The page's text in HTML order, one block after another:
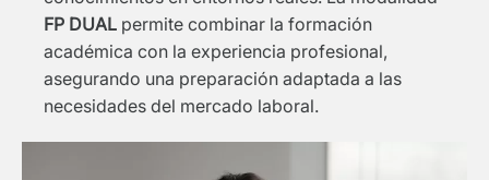
FP DUAL permite combinar la formación
académica con la experiencia profesional,
asegurando una preparación adaptada a las
necesidades del mercado laboral.